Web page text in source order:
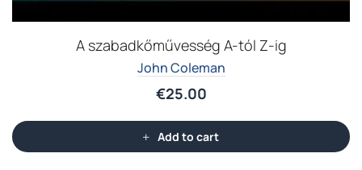
A szabadkőművesség A-tól Z-ig
John Coleman
€25.00
Add to cart